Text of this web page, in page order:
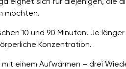
möchten.
10 und 90 Minuten. Je
Konzentration.
einem Aufwärmen – drei